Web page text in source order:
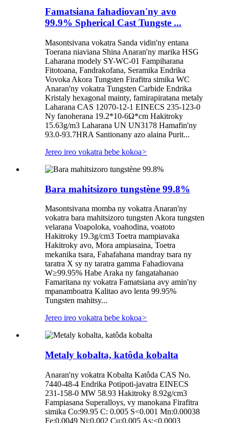
Famatsiana fahadiovan'ny avo
99.9% Spherical Cast Tungste ...
Masontsivana vokatra Sanda vidin'ny entana
Toerana niaviana Shina Anaran'ny marika HSG
Laharana modely SY-WC-01 Fampiharana
Fitotoana, Fandrakofana, Seramika Endrika
Vovoka Akora Tungsten Firafitra simika WC
Anaran'ny vokatra Tungsten Carbide Endrika
Kristaly hexagonal mainty, famirapiratana metaly
Laharana CAS 12070-12-1 EINECS 235-123-0
Ny fanoherana 19.2*10-6Ω*cm Hakitroky
15.63g/m3 Laharana UN UN3178 Hamafin'ny
93.0-93.7HRA Santionany azo alaina Purit...
Jereo ireo vokatra bebe kokoa>
Bara mahitsizoro tungstène 99.8%
Masontsivana momba ny vokatra Anaran'ny
vokatra bara mahitsizoro tungsten Akora tungsten
velarana Voapoloka, voahodina, voatoto
Hakitroky 19.3g/cm3 Toetra mampiavaka
Hakitroky avo, Mora ampiasaina, Toetra
mekanika tsara, Fahafahana mandray tsara ny
taratra X sy ny taratra gamma Fahadiovana
W≥99.95% Habe Araka ny fangatahanao
Famaritana ny vokatra Famatsiana avy amin'ny
mpanamboatra Kalitao avo lenta 99.95%
Tungsten mahitsy...
Jereo ireo vokatra bebe kokoa>
Metaly kobalta, katôda kobalta
Anaran'ny vokatra Kobalta Katôda CAS No.
7440-48-4 Endrika Potipoti-javatra EINECS
231-158-0 MW 58.93 Hakitroky 8.92g/cm3
Fampiasana Superalloys, vy manokana Firafitra
simika Co:99.95 C: 0.005 S<0.001 Mn:0.00038
Fe:0.0049 Ni:0.002 Cu:0.005 As:<0.0003